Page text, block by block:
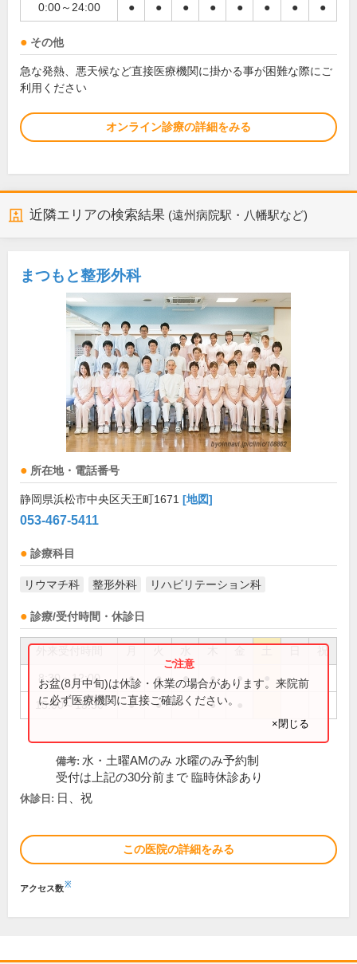
0:00～24:00 ● ● ● ● ● ● ● ●
その他
急な発熱、悪天候など直接医療機関に掛かる事が困難な際にご
利用ください
オンライン診療の詳細をみる
近隣エリアの検索結果 (遠州病院駅・八幡駅など)
まつもと整形外科
所在地・電話番号
静岡県浜松市中央区天王町1671 [地図]
053-467-5411
診療科目
リウマチ科 整形外科 リハビリテーション科
診療/受付時間・休診日
祝
8:30～12:00 ● ● ● ● ●
15:00～18:30 ● ● ●
お盆(8月中旬)は休診・休業の場合があります。来院前
に必ず医療機関に直接ご確認ください。
×閉じる
備考: 水・土曜AMのみ 水曜のみ予約制
受付は上記の30分前まで 臨時休診あり
休診日: 日、祝
この医院の詳細をみる
アクセス数※